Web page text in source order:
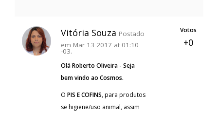
Vitória Souza Postado
em Mar 13 2017 at 01:10
-03.
Olá Roberto Oliveira - Seja
bem vindo ao Cosmos.
O PIS E COFINS, para produtos
se higiene/uso animal, assim
Votos
+0